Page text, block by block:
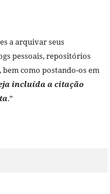
a arquivar seus
pessoais, repositórios
como postando-os em
incluída a citação
.”